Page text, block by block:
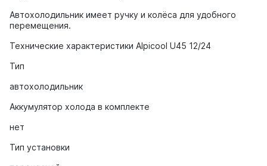
Автохолодильник имеет ручку и колёса для удобного
перемещения.
Технические характеристики Alpicool U45 12/24
Тип
автохолодильник
Аккумулятор холода в комплекте
нет
Тип установки